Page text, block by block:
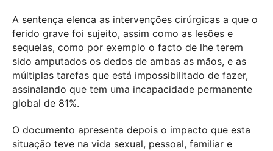
A sentença elenca as intervenções cirúrgicas a que o
ferido grave foi sujeito, assim como as lesões e
sequelas, como por exemplo o facto de lhe terem
sido amputados os dedos de ambas as mãos, e as
múltiplas tarefas que está impossibilitado de fazer,
assinalando que tem uma incapacidade permanente
global de 81%.
O documento apresenta depois o impacto que esta
situação teve na vida sexual, pessoal, familiar e